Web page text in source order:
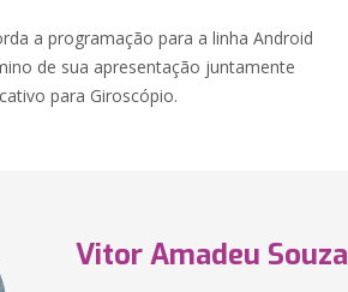
a programação para a linha Android
de sua apresentação juntamente
para Giroscópio.
Vitor Amadeu Souza